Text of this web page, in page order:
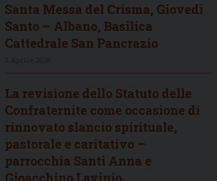
Santa Messa del Crisma, Giovedì
Santo – Albano, Basilica
Cattedrale San Pancrazio
La revisione dello Statuto delle
Confraternite come occasione di
rinnovato slancio spirituale,
pastorale e caritativo –
parrocchia Santi Anna e
Gioacchino Lavinio